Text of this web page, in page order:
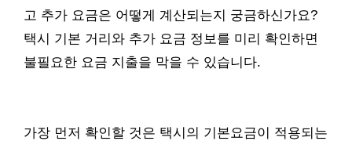
고 추가 요금은 어떻게 계산되는지 궁금하신가요?
택시 기본 거리와 추가 요금 정보를 미리 확인하면
불필요한 요금 지출을 막을 수 있습니다.
가장 먼저 확인할 것은 택시의 기본요금이 적용되는